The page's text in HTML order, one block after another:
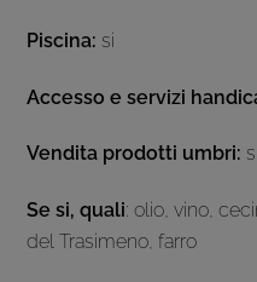
Piscina: si
Accesso e servizi
Vendita prodotti umbri: si
Se si, quali: olio, vino,
del Trasimeno, farro